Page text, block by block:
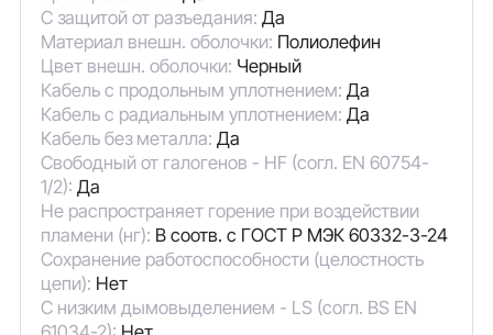
С защитой от разъедания: Да
Материал внешн. оболочки: Полиолефин
Цвет внешн. оболочки: Черный
Кабель с продольным уплотнением: Да
Кабель с радиальным уплотнением: Да
Кабель без металла: Да
Свободный от галогенов - HF (согл. EN 60754-
1/2): Да
Не распространяет горение при воздействии
пламени (нг): В соотв. с ГОСТ Р МЭК 60332-3-24
Сохранение работоспособности (целостность
цепи): Нет
С низким дымовыделением - LS (согл. BS EN